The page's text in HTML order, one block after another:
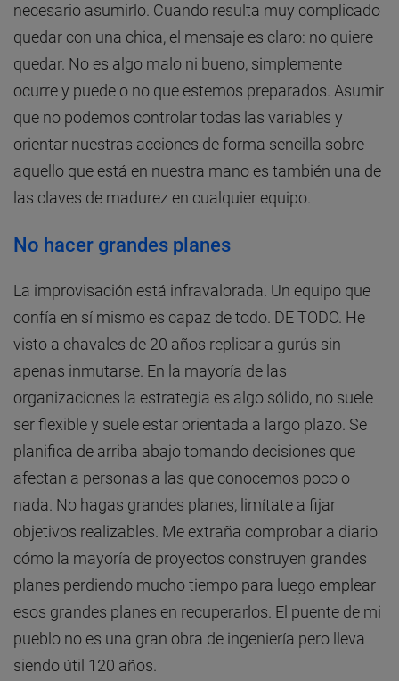
necesario asumirlo. Cuando resulta muy complicado
quedar con una chica, el mensaje es claro: no quiere
quedar. No es algo malo ni bueno, simplemente
ocurre y puede o no que estemos preparados. Asumir
que no podemos controlar todas las variables y
orientar nuestras acciones de forma sencilla sobre
aquello que está en nuestra mano es también una de
las claves de madurez en cualquier equipo.
No hacer grandes planes
La improvisación está infravalorada. Un equipo que
confía en sí mismo es capaz de todo. DE TODO. He
visto a chavales de 20 años replicar a gurús sin
apenas inmutarse. En la mayoría de las
organizaciones la estrategia es algo sólido, no suele
ser flexible y suele estar orientada a largo plazo. Se
planifica de arriba abajo tomando decisiones que
afectan a personas a las que conocemos poco o
nada. No hagas grandes planes, limítate a fijar
objetivos realizables. Me extraña comprobar a diario
cómo la mayoría de proyectos construyen grandes
planes perdiendo mucho tiempo para luego emplear
esos grandes planes en recuperarlos. El puente de mi
pueblo no es una gran obra de ingeniería pero lleva
siendo útil 120 años.